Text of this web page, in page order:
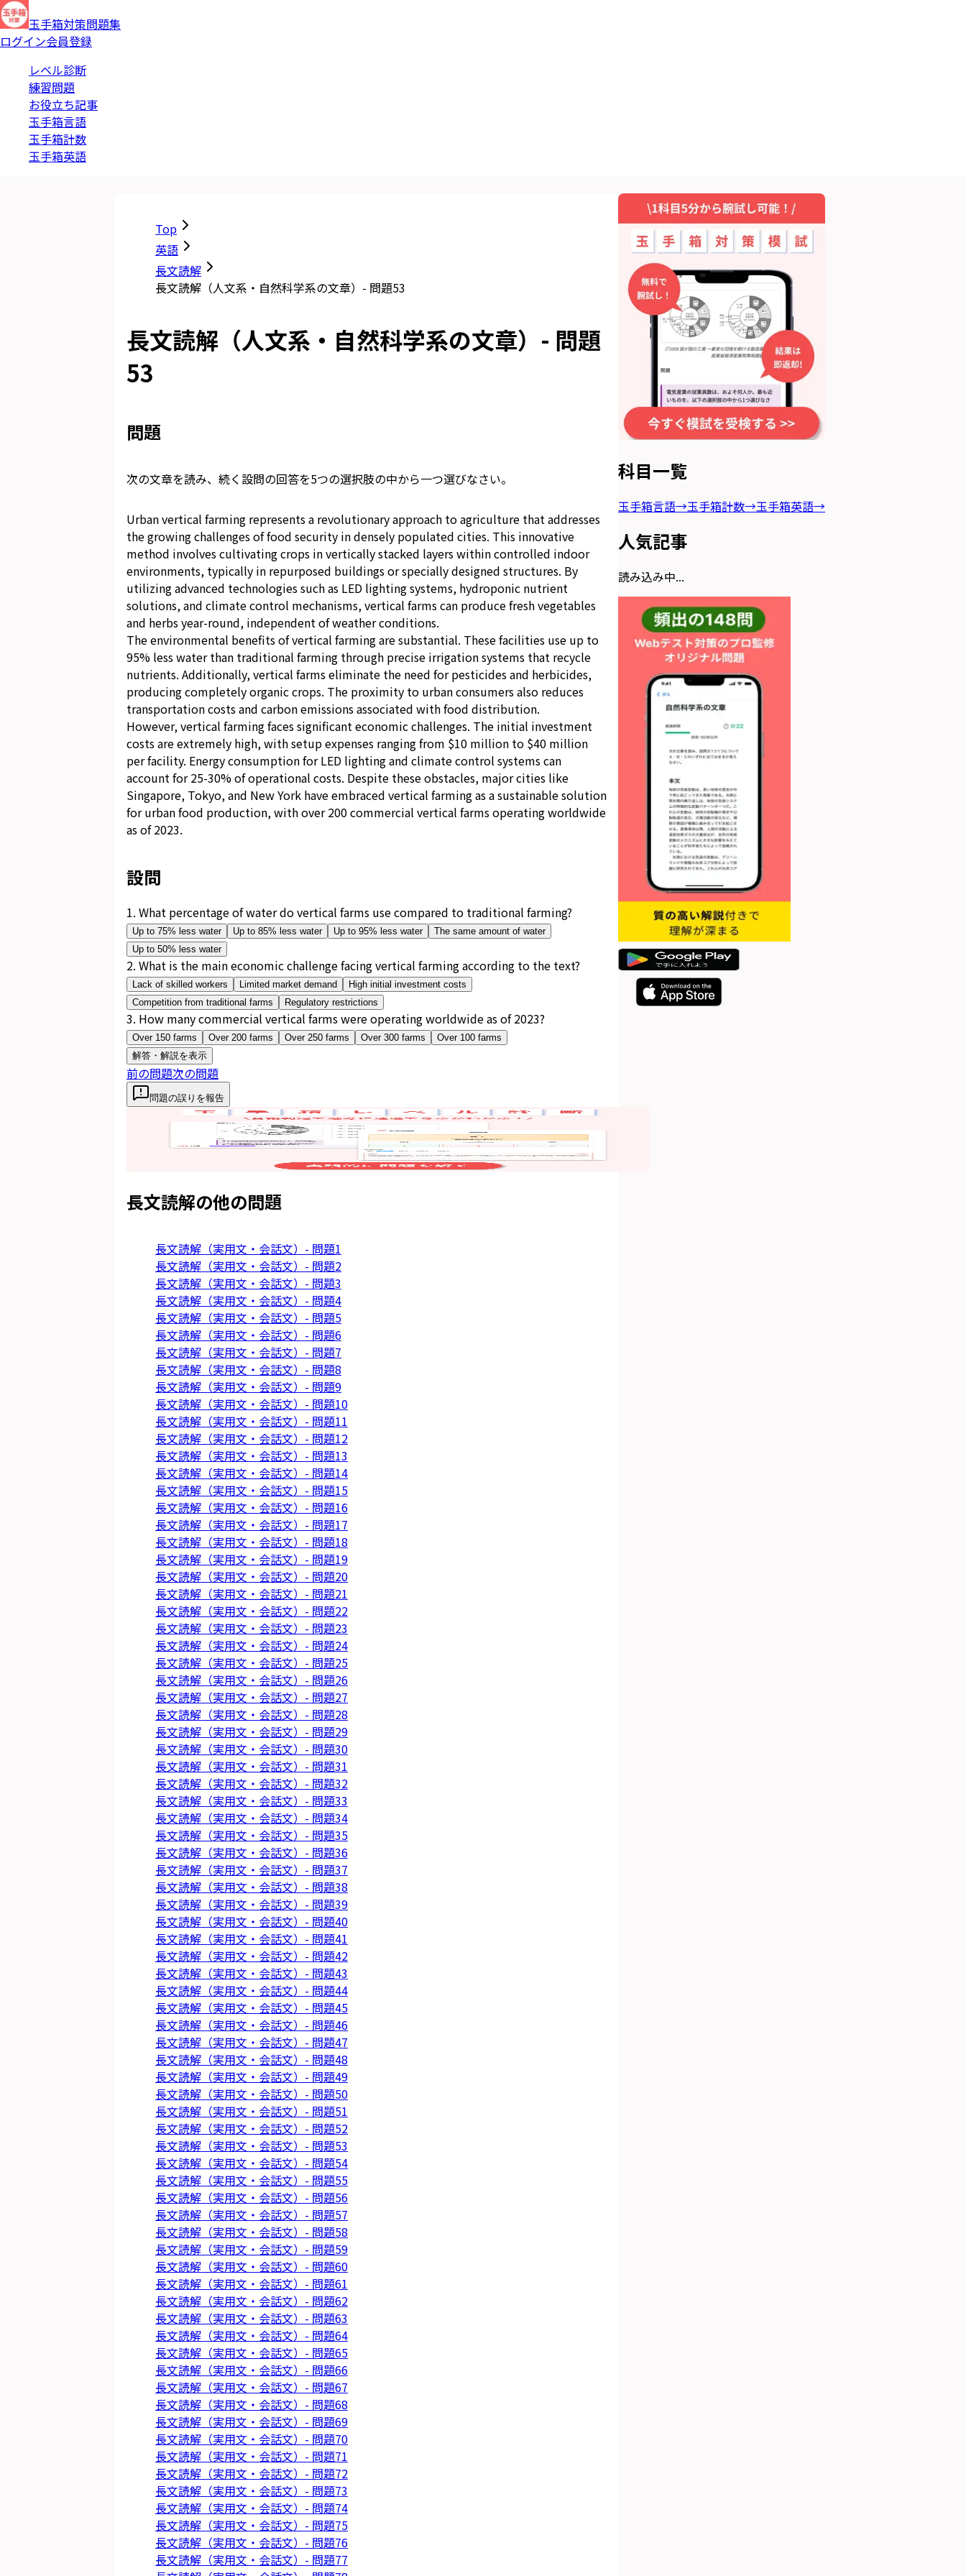
玉手箱対策問題集
ログイン会員登録
レベル診断
練習問題
お役立ち記事
玉手箱言語
玉手箱計数
玉手箱英語
Top
英語
長文読解
長文読解（人文系・自然科学系の文章）- 問題53
長文読解（人文系・自然科学系の文章）- 問題
53
問題
次の文章を読み、続く設問の回答を5つの選択肢の中から一つ選びなさい。
Urban vertical farming represents a revolutionary approach to agriculture that addresses
the growing challenges of food security in densely populated cities. This innovative
method involves cultivating crops in vertically stacked layers within controlled indoor
environments, typically in repurposed buildings or specially designed structures. By
utilizing advanced technologies such as LED lighting systems, hydroponic nutrient
solutions, and climate control mechanisms, vertical farms can produce fresh vegetables
and herbs year-round, independent of weather conditions.
The environmental benefits of vertical farming are substantial. These facilities use up to
95% less water than traditional farming through precise irrigation systems that recycle
nutrients. Additionally, vertical farms eliminate the need for pesticides and herbicides,
producing completely organic crops. The proximity to urban consumers also reduces
transportation costs and carbon emissions associated with food distribution.
However, vertical farming faces significant economic challenges. The initial investment
costs are extremely high, with setup expenses ranging from $10 million to $40 million
per facility. Energy consumption for LED lighting and climate control systems can
account for 25-30% of operational costs. Despite these obstacles, major cities like
Singapore, Tokyo, and New York have embraced vertical farming as a sustainable solution
for urban food production, with over 200 commercial vertical farms operating worldwide
as of 2023.
設問
1. What percentage of water do vertical farms use compared to traditional farming?
Up to 75% less water Up to 85% less water Up to 95% less water
The same amount of water
Up to 50% less water
2. What is the main economic challenge facing vertical farming according to the text?
Lack of skilled workers Limited market demand
High initial investment costs
Competition from traditional farms
Regulatory restrictions
3. How many commercial vertical farms were operating worldwide as of 2023?
Over 150 farms Over 200 farms Over 250 farms Over 300 farms
Over 100 farms
解答・解説を表示
前の問題次の問題
問題の誤りを報告
長文読解の他の問題
長文読解（実用文・会話文）- 問題1
長文読解（実用文・会話文）- 問題2
長文読解（実用文・会話文）- 問題3
長文読解（実用文・会話文）- 問題4
長文読解（実用文・会話文）- 問題5
長文読解（実用文・会話文）- 問題6
長文読解（実用文・会話文）- 問題7
長文読解（実用文・会話文）- 問題8
長文読解（実用文・会話文）- 問題9
長文読解（実用文・会話文）- 問題10
長文読解（実用文・会話文）- 問題11
長文読解（実用文・会話文）- 問題12
長文読解（実用文・会話文）- 問題13
長文読解（実用文・会話文）- 問題14
長文読解（実用文・会話文）- 問題15
長文読解（実用文・会話文）- 問題16
長文読解（実用文・会話文）- 問題17
長文読解（実用文・会話文）- 問題18
長文読解（実用文・会話文）- 問題19
長文読解（実用文・会話文）- 問題20
長文読解（実用文・会話文）- 問題21
長文読解（実用文・会話文）- 問題22
長文読解（実用文・会話文）- 問題23
長文読解（実用文・会話文）- 問題24
長文読解（実用文・会話文）- 問題25
長文読解（実用文・会話文）- 問題26
長文読解（実用文・会話文）- 問題27
長文読解（実用文・会話文）- 問題28
長文読解（実用文・会話文）- 問題29
長文読解（実用文・会話文）- 問題30
長文読解（実用文・会話文）- 問題31
長文読解（実用文・会話文）- 問題32
長文読解（実用文・会話文）- 問題33
長文読解（実用文・会話文）- 問題34
長文読解（実用文・会話文）- 問題35
長文読解（実用文・会話文）- 問題36
長文読解（実用文・会話文）- 問題37
長文読解（実用文・会話文）- 問題38
長文読解（実用文・会話文）- 問題39
長文読解（実用文・会話文）- 問題40
長文読解（実用文・会話文）- 問題41
長文読解（実用文・会話文）- 問題42
長文読解（実用文・会話文）- 問題43
長文読解（実用文・会話文）- 問題44
長文読解（実用文・会話文）- 問題45
長文読解（実用文・会話文）- 問題46
長文読解（実用文・会話文）- 問題47
長文読解（実用文・会話文）- 問題48
長文読解（実用文・会話文）- 問題49
長文読解（実用文・会話文）- 問題50
長文読解（実用文・会話文）- 問題51
長文読解（実用文・会話文）- 問題52
長文読解（実用文・会話文）- 問題53
長文読解（実用文・会話文）- 問題54
長文読解（実用文・会話文）- 問題55
長文読解（実用文・会話文）- 問題56
長文読解（実用文・会話文）- 問題57
長文読解（実用文・会話文）- 問題58
長文読解（実用文・会話文）- 問題59
長文読解（実用文・会話文）- 問題60
長文読解（実用文・会話文）- 問題61
長文読解（実用文・会話文）- 問題62
長文読解（実用文・会話文）- 問題63
長文読解（実用文・会話文）- 問題64
長文読解（実用文・会話文）- 問題65
長文読解（実用文・会話文）- 問題66
長文読解（実用文・会話文）- 問題67
長文読解（実用文・会話文）- 問題68
長文読解（実用文・会話文）- 問題69
長文読解（実用文・会話文）- 問題70
長文読解（実用文・会話文）- 問題71
長文読解（実用文・会話文）- 問題72
長文読解（実用文・会話文）- 問題73
長文読解（実用文・会話文）- 問題74
長文読解（実用文・会話文）- 問題75
長文読解（実用文・会話文）- 問題76
長文読解（実用文・会話文）- 問題77
科目一覧
玉手箱言語→玉手箱計数→玉手箱英語→
人気記事
読み込み中...